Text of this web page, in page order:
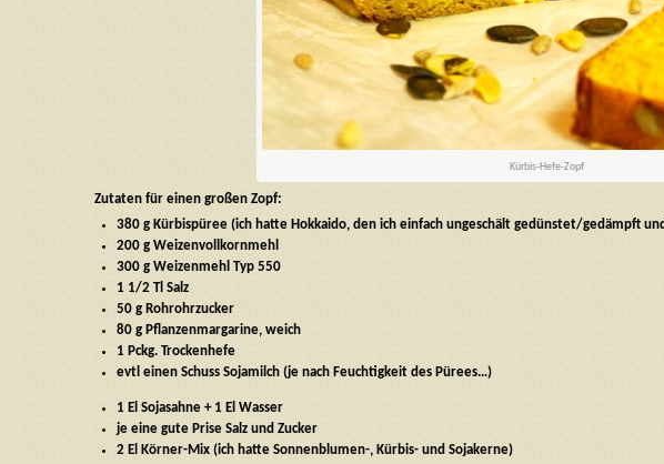
Kürbis-Hefe-Zopf
Zutaten für einen großen Zopf:
380 g Kürbispüree (ich hatte Hokkaido, den ich einfach ungeschält gedünstet/gedämpft
200 g Weizenvollkornmehl
300 g Weizenmehl Typ 550
1 1/2 Tl Salz
50 g Rohrohrzucker
80 g Pflanzenmargarine, weich
1 Pckg. Trockenhefe
evtl einen Schuss Sojamilch (je nach Feuchtigkeit des Pürees…)
1 El Sojasahne + 1 El Wasser
je eine gute Prise Salz und Zucker
2 El Körner-Mix (ich hatte Sonnenblumen-, Kürbis- und Sojakerne)